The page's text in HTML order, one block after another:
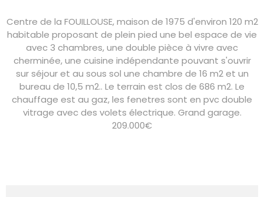
Centre de la FOUILLOUSE, maison de 1975 d'environ 120 m2
habitable proposant de plein pied une bel espace de vie
avec 3 chambres, une double pièce à vivre avec
cherminée, une cuisine indépendante pouvant s'ouvrir
sur séjour et au sous sol une chambre de 16 m2 et un
bureau de 10,5 m2.. Le terrain est clos de 686 m2. Le
chauffage est au gaz, les fenetres sont en pvc double
vitrage avec des volets électrique. Grand garage.
209.000€